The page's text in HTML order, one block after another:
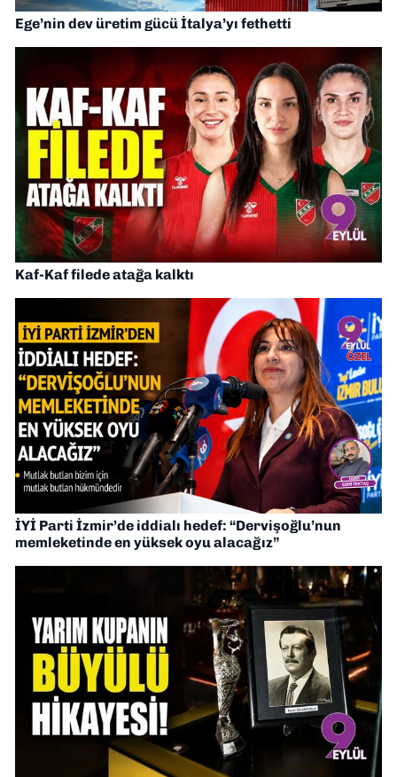
Ege’nin dev üretim gücü İtalya’yı fethetti
Kaf-Kaf filede atağa kalktı
İYİ Parti İzmir’de iddialı hedef: “Dervişoğlu’nun
memleketinde en yüksek oyu alacağız”